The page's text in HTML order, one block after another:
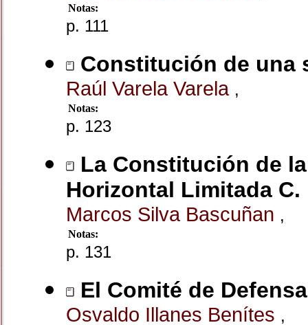
Notas:
p. 111
Constitución de una
Raúl Varela Varela ,
Notas:
p. 123
La Constitución de
Horizontal Limitada C.
Marcos Silva Bascuñan ,
Notas:
p. 131
El Comité de
Osvaldo Illanes Benítes ,